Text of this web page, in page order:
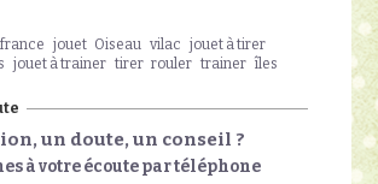
jouet Oiseau vilac jouet à tirer
jouet à trainer tirer rouler trainer îles
un doute, un conseil ?
à votre écoute par téléphone